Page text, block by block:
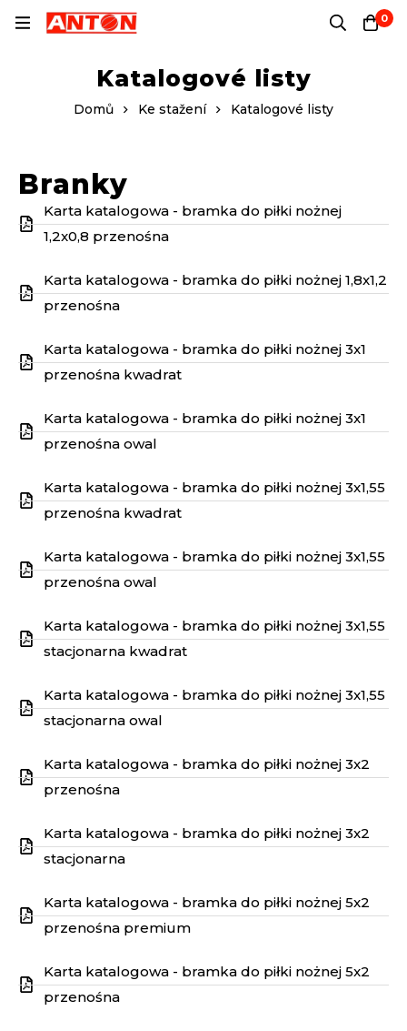
0
Katalogové listy
Domů Ke stažení Katalogové listy
Branky
Karta katalogowa - bramka do piłki nożnej
1,2x0,8 przenośna
Karta katalogowa - bramka do piłki nożnej 1,8x1,2
przenośna
Karta katalogowa - bramka do piłki nożnej 3x1
przenośna kwadrat
Karta katalogowa - bramka do piłki nożnej 3x1
przenośna owal
Karta katalogowa - bramka do piłki nożnej 3x1,55
przenośna kwadrat
Karta katalogowa - bramka do piłki nożnej 3x1,55
przenośna owal
Karta katalogowa - bramka do piłki nożnej 3x1,55
stacjonarna kwadrat
Karta katalogowa - bramka do piłki nożnej 3x1,55
stacjonarna owal
Karta katalogowa - bramka do piłki nożnej 3x2
przenośna
Karta katalogowa - bramka do piłki nożnej 3x2
stacjonarna
Karta katalogowa - bramka do piłki nożnej 5x2
przenośna premium
Karta katalogowa - bramka do piłki nożnej 5x2
przenośna